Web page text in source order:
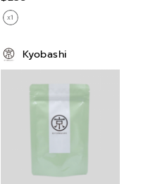
Kyobashi